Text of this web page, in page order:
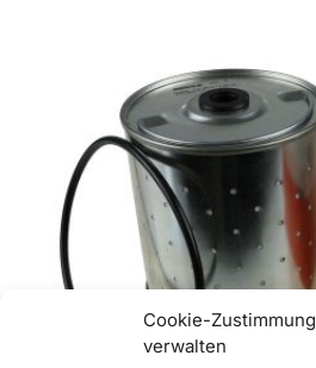
Cookie-Zustimmung
verwalten